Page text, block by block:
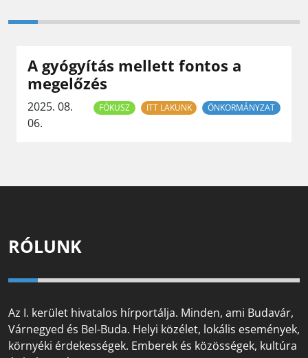
A gyógyítás mellett fontos a
megelőzés
2025. 08.
06.
FÓKUSZ ITT LAKUNK ÖNKORMÁNYZAT
RÓLUNK
Az I. kerület hivatalos hírportálja. Minden, ami Budavár,
Várnegyed és Bel-Buda. Helyi közélet, lokális események,
környéki érdekességek. Emberek és közösségek, kultúra